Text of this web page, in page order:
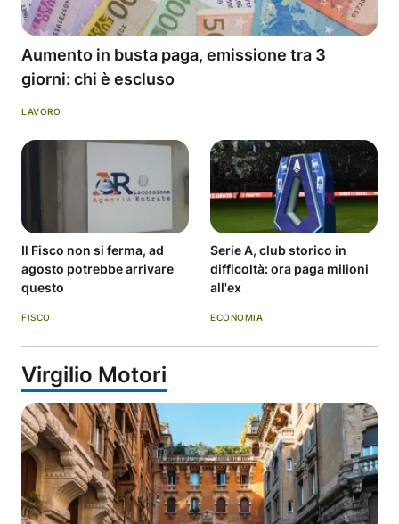
Aumento in busta paga, emissione tra 3
giorni: chi è escluso
LAVORO
Il Fisco non si ferma, ad
agosto potrebbe arrivare
questo
FISCO
Serie A, club storico in
difficoltà: ora paga milioni
all'ex
ECONOMIA
Virgilio Motori